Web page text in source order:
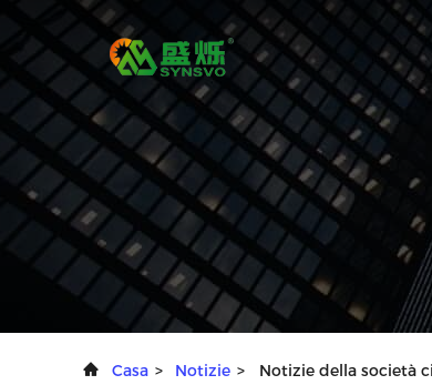
Casa > Notizie >
Notizie della società